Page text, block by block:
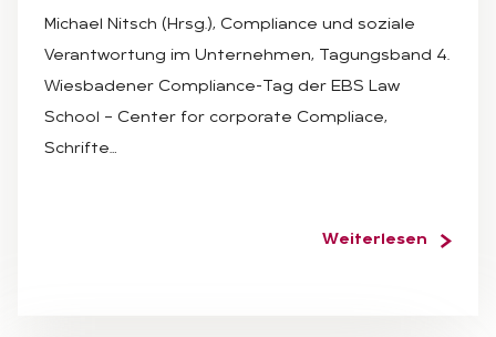
Michael Nitsch (Hrsg.), Compliance und soziale
Verantwortung im Unternehmen, Tagungsband 4.
Wiesbadener Compliance-Tag der EBS Law
School – Center for corporate Compliace,
Schrifte…
Weiterlesen